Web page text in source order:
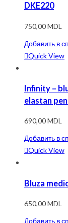
DKE220
750,00MDL
Добавить в
Quick View
Infinity –
elastan
690,00MDL
Добавить в
Quick View
Bluza
650,00MDL
Добавить в